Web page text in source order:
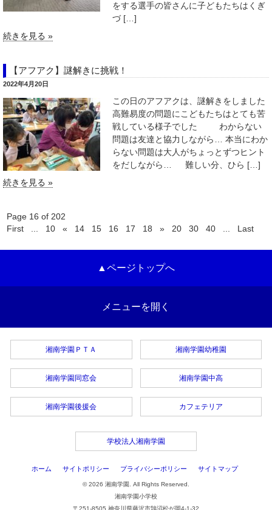
をする選手の皆さんに子どもたちはくぎ
づ […]
続きを見る »
【アフアク】謎解きに挑戦！
2022年4月20日
この日のアフアクは、謎解きをしました
高難易度の問題にこどもたちはとても苦
戦している様子でした わからない
問題は友達と協力しながら… 本当にわか
らない問題は大人がちょっとずつヒント
をだしながら… 難しい分、ひら […]
続きを見る »
Page 16 of 202
First
10 « 14 15 16 17 18 » 20 30 40 Last
▲ページトップへ
メニューを開く
湘南学園ＰＴＡ
湘南学園同窓会
湘南学園後援会
湘南学園幼稚園
湘南学園中高
カフェテリア
学校法人湘南学園
ホーム サイトポリシー プライバシーポリシー サイトマップ
© 2026 湘南学園. All Rights Reserved.
湘南学園小学校
〒251-8505 神奈川県藤沢市鵠沼松が岡4-1-32